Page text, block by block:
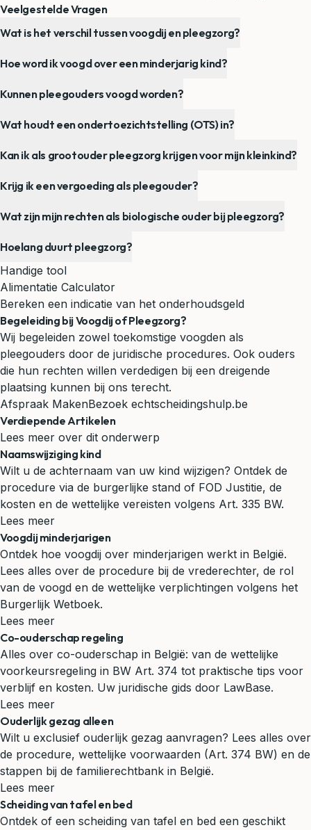
Veelgestelde Vragen
Wat is het verschil tussen voogdij en pleegzorg?
Hoe word ik voogd over een minderjarig kind?
Kunnen pleegouders voogd worden?
Wat houdt een ondertoezichtstelling (OTS) in?
Kan ik als grootouder pleegzorg krijgen voor mijn kleinkind?
Krijg ik een vergoeding als pleegouder?
Wat zijn mijn rechten als biologische ouder bij pleegzorg?
Hoelang duurt pleegzorg?
Handige tool
Alimentatie Calculator
Bereken een indicatie van het onderhoudsgeld
Begeleiding bij Voogdij of Pleegzorg?
Wij begeleiden zowel toekomstige voogden als
pleegouders door de juridische procedures. Ook ouders
die hun rechten willen verdedigen bij een dreigende
plaatsing kunnen bij ons terecht.
Afspraak MakenBezoek echtscheidingshulp.be
Verdiepende Artikelen
Lees meer over dit onderwerp
Naamswijziging kind
Wilt u de achternaam van uw kind wijzigen? Ontdek de
procedure via de burgerlijke stand of FOD Justitie, de
kosten en de wettelijke vereisten volgens Art. 335 BW.
Lees meer
Voogdij minderjarigen
Ontdek hoe voogdij over minderjarigen werkt in België.
Lees alles over de procedure bij de vrederechter, de rol
van de voogd en de wettelijke verplichtingen volgens het
Burgerlijk Wetboek.
Lees meer
Co-ouderschap regeling
Alles over co-ouderschap in België: van de wettelijke
voorkeursregeling in BW Art. 374 tot praktische tips voor
verblijf en kosten. Uw juridische gids door LawBase.
Lees meer
Ouderlijk gezag alleen
Wilt u exclusief ouderlijk gezag aanvragen? Lees alles over
de procedure, wettelijke voorwaarden (Art. 374 BW) en de
stappen bij de familierechtbank in België.
Lees meer
Scheiding van tafel en bed
Ontdek of een scheiding van tafel en bed een geschikt